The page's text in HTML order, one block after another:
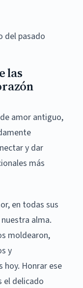
las
amor antiguo,
y dar
más
en todas sus
alma.
moldearon,
y
hoy. Honrar ese
el delicado